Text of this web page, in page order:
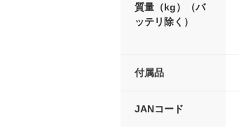
質量（kg）（バ
ッテリ除く）
付属品
JANコード